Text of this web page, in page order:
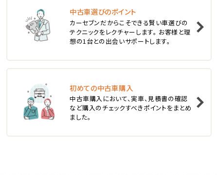
2位
スバル
レガシィツーリングワゴン
3位
トヨタ
カローラフィールダー
中古車選びのポイント
カーセブンだからこそできる賢い車選びの
テクニックをレクチャーします。 お客様と理
想の1台との出会いサポートします。
初めての中古車購入
中古車購入において、実車、見積書の確認
など購入のチェックすべきポイントをまとめ
ました。